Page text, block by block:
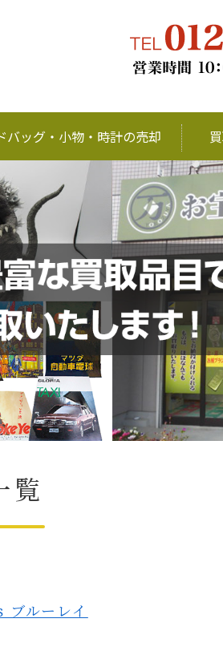
ド品、金、プラチナ
バッグ・小物・時計の売却
覧
ルーレイ